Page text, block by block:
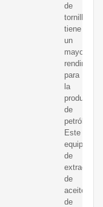
de
tornillo
tiene
un
mayor
para
la
producción
de
petróleo.
Este
equipo
de
extracción
de
aceite
de